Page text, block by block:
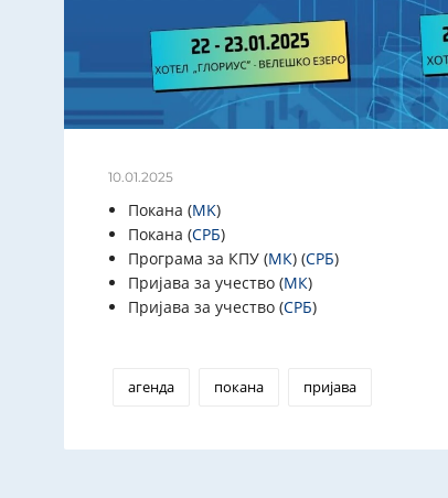
10.01.2025
Покана (MK)
Покана (СРБ)
Програма за КПУ (МК) (СРБ)
Пријава за учество (МК)
Пријава за учество (СРБ)
агенда покана пријава